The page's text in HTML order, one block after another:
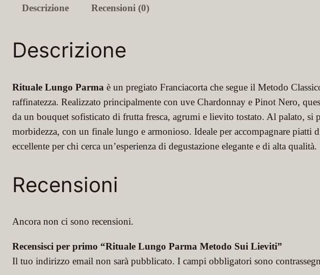
Descrizione
Recensioni (0)
Descrizione
Rituale Lungo Parma è un pregiato Franciacorta che segue il Metodo
raffinatezza. Realizzato principalmente con uve Chardonnay e Pinot Nero,
da un bouquet sofisticato di frutta fresca, agrumi e lievito tostato. Al palato, si
morbidezza, con un finale lungo e armonioso. Ideale per accompagnare piatti
eccellente per chi cerca un’esperienza di degustazione elegante e di alta qualità.
Recensioni
Ancora non ci sono recensioni.
Recensisci per primo “Rituale Lungo Parma Metodo Sui Lieviti”
Il tuo indirizzo email non sarà pubblicato. I campi obbligatori sono